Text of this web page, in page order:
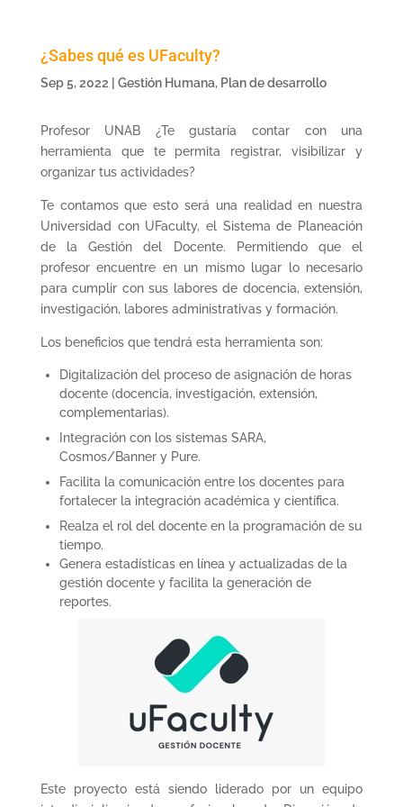
¿Sabes qué es UFaculty?
Sep 5, 2022 Gestión Humana, Plan de desarrollo
Profesor UNAB ¿Te gustaría contar con una
herramienta que te permita registrar, visibilizar y
organizar tus actividades?
Te contamos que esto será una realidad en nuestra
Universidad con UFaculty, el Sistema de Planeación
de la Gestión del Docente. Permitiendo que el
profesor encuentre en un mismo lugar lo necesario
para cumplir con sus labores de docencia, extensión,
investigación, labores administrativas y formación.
Los beneficios que tendrá esta herramienta son:
Digitalización del proceso de asignación de horas
docente (docencia, investigación, extensión,
complementarias).
Integración con los sistemas SARA,
Cosmos/Banner y Pure.
Facilita la comunicación entre los docentes para
fortalecer la integración académica y científica.
Realza el rol del docente en la programación de su
tiempo.
Genera estadísticas en línea y actualizadas de la
gestión docente y facilita la generación de
reportes.
Este proyecto está siendo liderado por un equipo